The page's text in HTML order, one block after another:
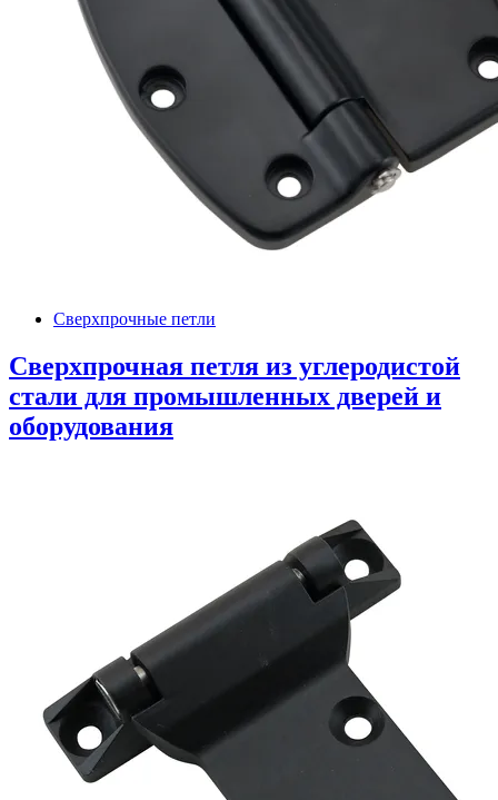
Сверхпрочные петли
Сверхпрочная петля из углеродистой
стали для промышленных дверей и
оборудования